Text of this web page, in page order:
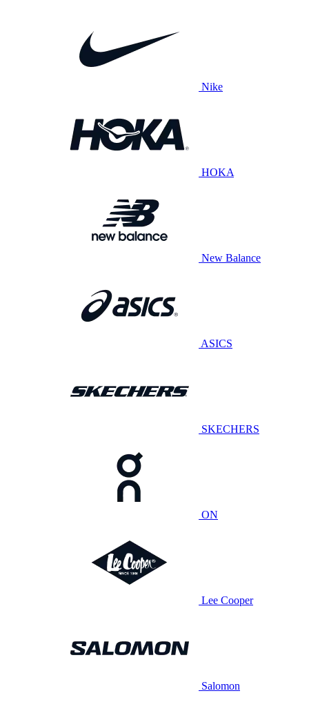
Nike
HOKA
New Balance
ASICS
SKECHERS
ON
Lee Cooper
Salomon